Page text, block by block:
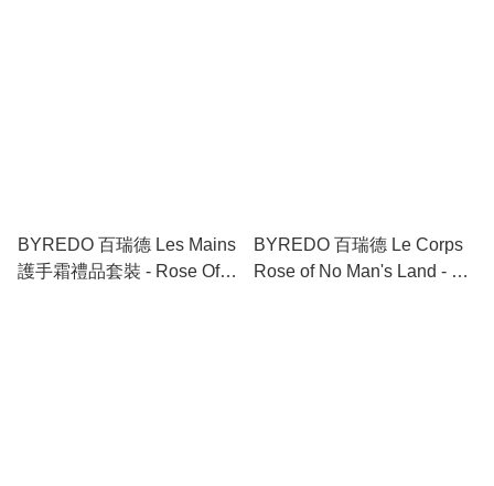
BYREDO 百瑞德 Les Mains
護手霜禮品套裝 - Rose Of
BYREDO 百瑞德 Le Corps
Rose of No Man's Land - 沐